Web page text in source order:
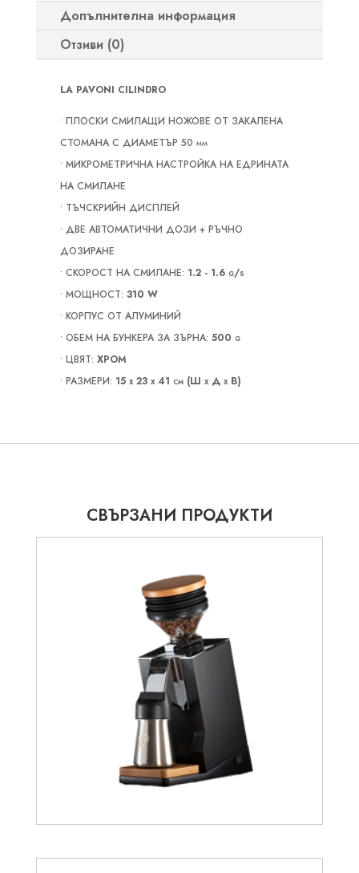
Допълнителна информация
Отзиви (0)
LA PAVONI CILINDRO
• ПЛОСКИ СМИЛАЩИ НОЖОВЕ ОТ ЗАКАЛЕНА
СТОМАНА С ДИАМЕТЪР 50 mm
• МИКРОМЕТРИЧНА НАСТРОЙКА НА ЕДРИНАТА
НА СМИЛАНЕ
• ТЪЧСКРИЙН ДИСПЛЕЙ
• ДВЕ АВТОМАТИЧНИ ДОЗИ + РЪЧНО
ДОЗИРАНЕ
• СКОРОСТ НА СМИЛАНЕ: 1.2 - 1.6 g/s
• МОЩНОСТ: 310 W
• КОРПУС ОТ АЛУМИНИЙ
• ОБЕМ НА БУНКЕРА ЗА ЗЪРНА: 500 g
• ЦВЯТ: ХРОМ
• РАЗМЕРИ: 15 х 23 х 41 cm (Ш х Д х В)
СВЪРЗАНИ ПРОДУКТИ
776.65€